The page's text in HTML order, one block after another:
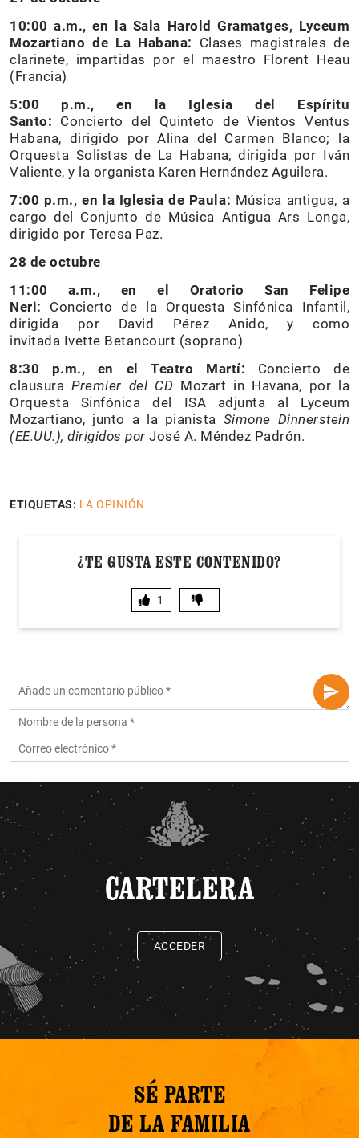
10:00 a.m., en la Sala Harold Gramatges, Lyceum
Mozartiano de La Habana: Clases magistrales de
clarinete, impartidas por el maestro Florent Heau
(Francia)
5:00 p.m., en la Iglesia del Espíritu
Santo: Concierto del Quinteto de Vientos Ventus
Habana, dirigido por Alina del Carmen Blanco; la
Orquesta Solistas de La Habana, dirigida por Iván
Valiente, y la organista Karen Hernández Aguilera.
7:00 p.m., en la Iglesia de Paula: Música antigua, a
cargo del Conjunto de Música Antigua Ars Longa,
dirigido por Teresa Paz.
28 de octubre
11:00 a.m., en el Oratorio San Felipe
Neri: Concierto de la Orquesta Sinfónica Infantil,
dirigida por David Pérez Anido, y como
invitada Ivette Betancourt (soprano)
8:30 p.m., en el Teatro Martí: Concierto de
clausura Premier del CD Mozart in Havana, por la
Orquesta Sinfónica del ISA adjunta al Lyceum
Mozartiano, junto a la pianista Simone Dinnerstein
(EE.UU.), dirigidos por José A. Méndez Padrón.
ETIQUETAS: LA OPINIÓN
¿TE GUSTA ESTE CONTENIDO?
1
CARTELERA
ACCEDER
SÉ PARTE
DE LA FAMILIA